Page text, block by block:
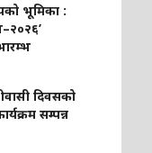
भूमिका :
दिवसको
सम्पन्न